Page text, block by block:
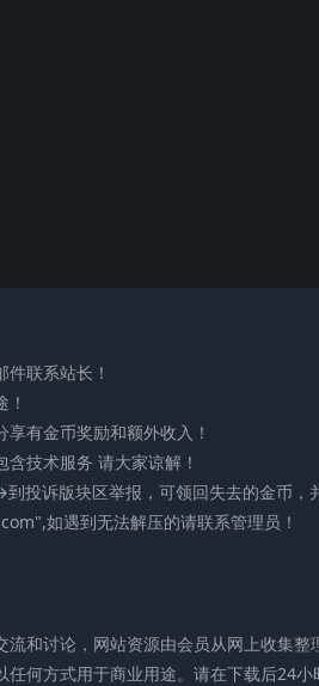
联系站长！
有金币奖励和额外收入！
技术服务 请大家谅解！
投诉版块区举报，可领回失去的金币，
如遇到无法解压的请联系管理员！
和讨论，网站资源由会员从网上收集整
何方式用于商业用途。请在下载后24小